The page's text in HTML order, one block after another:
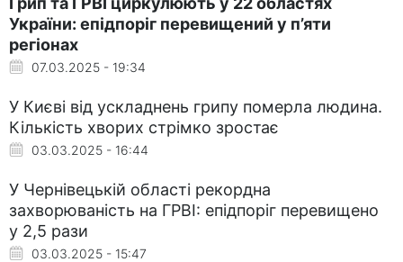
України: епідпоріг перевищений у п’яти
регіонах
07.03.2025 - 19:34
У Києві від ускладнень грипу померла людина.
Кількість хворих стрімко зростає
03.03.2025 - 16:44
У Чернівецькій області рекордна
захворюваність на ГРВІ: епідпоріг перевищено
у 2,5 рази
03.03.2025 - 15:47